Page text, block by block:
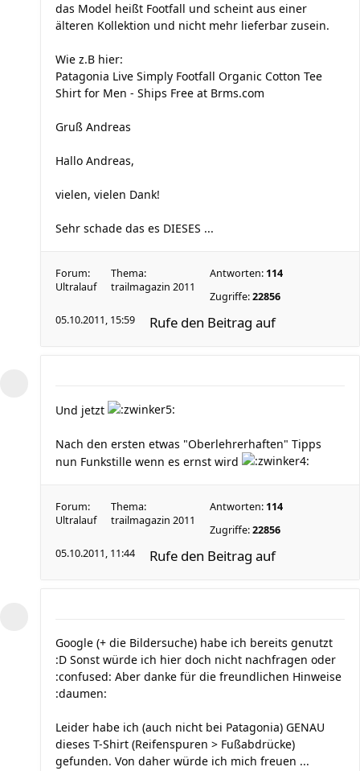
das Model heißt Footfall und scheint aus einer
älteren Kollektion und nicht mehr lieferbar zusein.
Wie z.B hier:
Patagonia Live Simply Footfall Organic Cotton Tee
Shirt for Men - Ships Free at Brms.com
Gruß Andreas
Hallo Andreas,
vielen, vielen Dank!
Sehr schade das es DIESES ...
Forum:
Ultralauf
Thema:
trailmagazin 2011
Antworten: 114
Zugriffe:22856
05.10.2011, 15:59
Rufe den Beitrag auf
Und jetzt
Nach den ersten etwas "Oberlehrerhaften" Tipps
nun Funkstille wenn es ernst wird
Forum:
Ultralauf
Thema:
trailmagazin 2011
Antworten: 114
Zugriffe:22856
05.10.2011, 11:44
Rufe den Beitrag auf
Google (+ die Bildersuche) habe ich bereits genutzt
:D Sonst würde ich hier doch nicht nachfragen oder
:confused: Aber danke für die freundlichen Hinweise
:daumen:
Leider habe ich (auch nicht bei Patagonia) GENAU
dieses T-Shirt (Reifenspuren > Fußabdrücke)
gefunden. Von daher würde ich mich freuen ...